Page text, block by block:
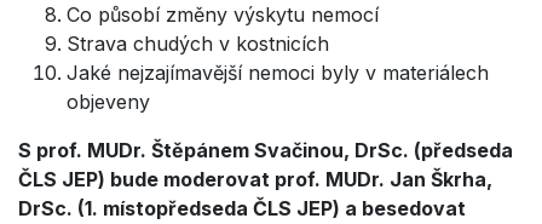
Co působí změny výskytu nemocí
Strava chudých v kostnicích
Jaké nejzajímavější nemoci byly v materiálech
objeveny
S prof. MUDr. Štěpánem Svačinou, DrSc. (předseda
ČLS JEP) bude moderovat prof. MUDr. Jan Škrha,
DrSc. (1. místopředseda ČLS JEP) a besedovat